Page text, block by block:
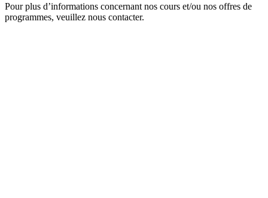
Pour plus d’informations concernant nos cours et/ou nos offres de
programmes, veuillez nous contacter.